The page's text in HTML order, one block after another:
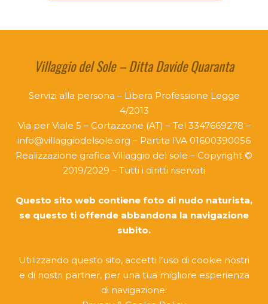
Villaggio del Sole – Ditta Davide Quaranta
Servizi alla persona – Libera Professione Legge
4/2013
Via per Viale 5 – Cortazzone (AT) – Tel 3347669278 –
info@villaggiodelsole.org – Partita IVA 01600390056
Realizzazione grafica Villaggio del sole – Copyright ©
2019/2029 – Tutti i diritti riservati
Questo sito web contiene foto di nudo naturista,
se questo ti offende abbandona la navigazione
subito.
Utilizzando questo sito, accetti l’uso di cookie nostri
e di nostri partner, per una tua migliore esperienza
di navigazione: